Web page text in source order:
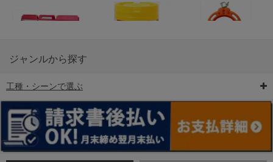
6-矢印板/LED矢印板
ンス
ジャンルから探す
工種・シーンで選ぶ